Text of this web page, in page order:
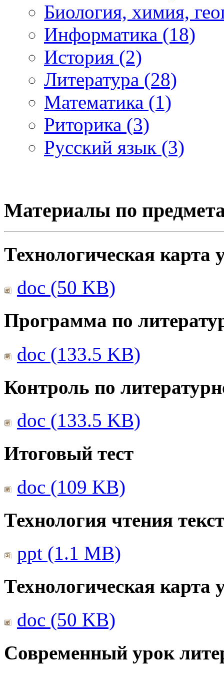
Биология, химия,
Информатика (18)
История (2)
Литература (28)
Математика (1)
Риторика (3)
Русский язык (3)
Материалы по
Технологическая карта
doc (50 KB)
Программа по
doc (133.5 KB)
Контроль по
doc (133.5 KB)
Итоговый тест
doc (109 KB)
Технология чтения
ppt (1.1 MB)
Технологическая карта
doc (50 KB)
Современный урок